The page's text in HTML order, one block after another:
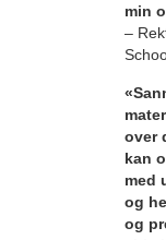
min
–
over
kan
med
og
og